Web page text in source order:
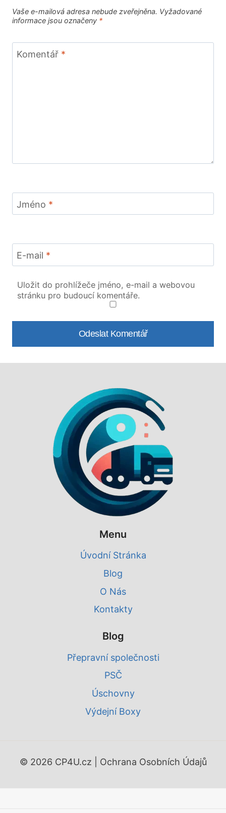
Vaše e-mailová adresa nebude zveřejněna. Vyžadované
informace jsou označeny *
Komentář *
Jméno *
E-mail *
Uložit do prohlížeče jméno, e-mail a webovou
stránku pro budoucí komentáře.
Menu
Úvodní Stránka
Blog
O Nás
Kontakty
Blog
Přepravní společnosti
PSČ
Úschovny
Výdejní Boxy
© 2026 CP4U.cz | Ochrana Osobních Údajů